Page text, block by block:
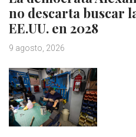
no descarta buscar
EE.UU. en 2028
9 agosto, 2026